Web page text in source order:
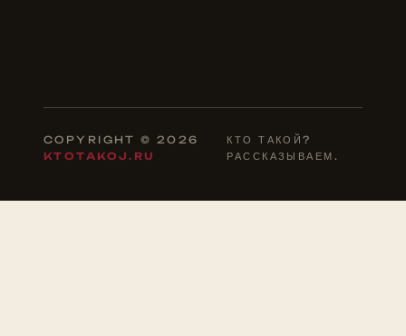
COPYRIGHT © 2026
KTOTAKOJ.RU
КТО ТАКОЙ?
РАССКАЗЫВАЕМ.